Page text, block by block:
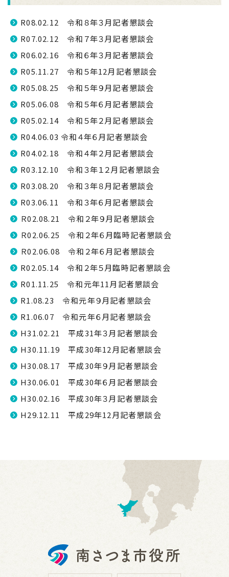
R08.02.12 令和８年３月記者懇談会
R07.02.12 令和７年３月記者懇談会
R06.02.16 令和６年３月記者懇談会
R05.11.27 令和５年12月記者懇談会
R05.08.25 令和５年９月記者懇談会
R05.06.08 令和５年６月記者懇談会
R05.02.14 令和５年２月記者懇談会
R04.06.03 令和４年６月記者懇談会
R04.02.18 令和４年２月記者懇談会
R03.12.10 令和３年１２月記者懇談会
R03.08.20 令和３年８月記者懇談会
R03.06.11 令和３年６月記者懇談会
Ｒ02.08.21 令和２年９月記者懇談会
Ｒ02.06.25 令和２年６月臨時記者懇談会
Ｒ02.06.08 令和２年６月記者懇談会
R02.05.14 令和２年５月臨時記者懇談会
R01.11.25 令和元年11月記者懇談会
R1.08.23 令和元年９月記者懇談会
R1.06.07 令和元年６月記者懇談会
H31.02.21 平成31年３月記者懇談会
H30.11.19 平成30年12月記者懇談会
H30.08.17 平成30年９月記者懇談会
H30.06.01 平成30年６月記者懇談会
H30.02.16 平成30年３月記者懇談会
H29.12.11 平成29年12月記者懇談会